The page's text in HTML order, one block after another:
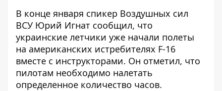
В конце января спикер Воздушных сил
ВСУ Юрий Игнат сообщил, что
украинские летчики уже начали полеты
на американских истребителях F-16
вместе с инструкторами. Он отметил, что
пилотам необходимо налетать
определенное количество часов.